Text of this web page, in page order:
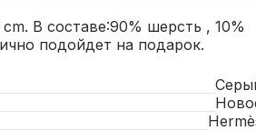
В составе:90% шерсть , 10%
подойдет на подарок.